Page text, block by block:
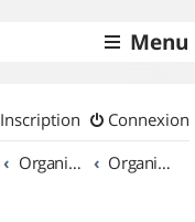
Menu
Connexion
Inscription
Organisation de sorties & Recherche de partenaires Organisation de sorties en région Auvergne